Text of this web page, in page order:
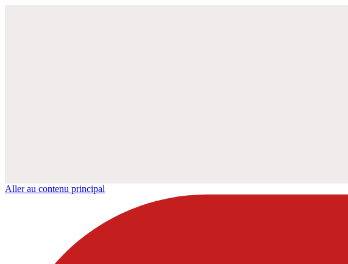
Aller au contenu principal